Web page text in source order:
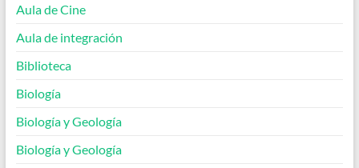
Aula de Cine
Aula de integración
Biblioteca
Biología
Biología y Geología
Biología y Geología